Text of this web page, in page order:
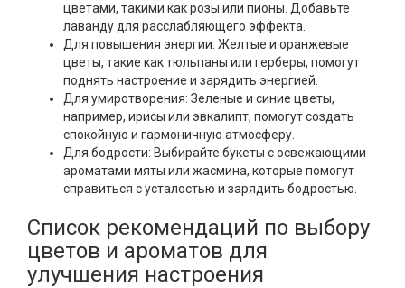
цветами, такими как розы или пионы. Добавьте
лаванду для расслабляющего эффекта.
Для повышения энергии: Желтые и оранжевые
цветы, такие как тюльпаны или герберы, помогут
поднять настроение и зарядить энергией.
Для умиротворения: Зеленые и синие цветы,
например, ирисы или эвкалипт, помогут создать
спокойную и гармоничную атмосферу.
Для бодрости: Выбирайте букеты с освежающими
ароматами мяты или жасмина, которые помогут
справиться с усталостью и зарядить бодростью.
Список рекомендаций по выбору
цветов и ароматов для
улучшения настроения